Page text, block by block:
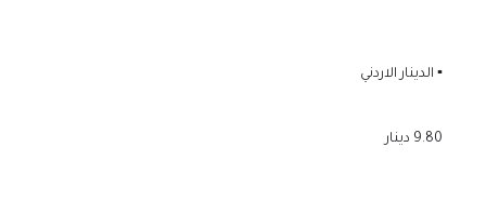
▪️ الدينار الاردني
9.80 دينار